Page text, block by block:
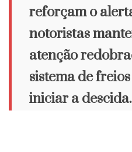
reforçam o
notoristas
atenção
sistema de
iniciar a descida.